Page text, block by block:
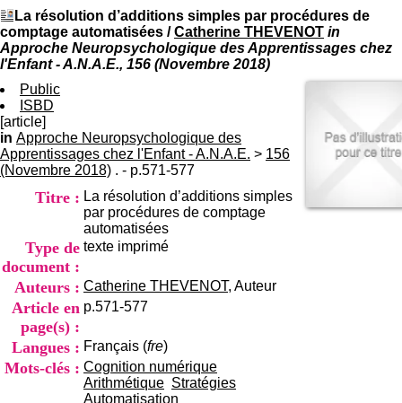
du CRA Rhône-Alpes
Centre Hospitalier le Vinatier
bât 211
95, Bd Pinel
69678 Bron Cedex
Tél: +33(0)4 37 91 54 65
Mail
La résolution d’additions simples par procédures de
comptage automatisées /Catherine THEVENOT in
Approche Neuropsychologique des Apprentissages chez
l'Enfant - A.N.A.E., 156 (Novembre 2018)
Public
ISBD
[article]
in Approche Neuropsychologique des
Apprentissages chez l'Enfant - A.N.A.E. > 156
(Novembre 2018) . - p.571-577
Titre : La résolution d’additions simples
par procédures de comptage
automatisées
Type de
document :
texte imprimé
Auteurs : Catherine THEVENOT, Auteur
Article en
page(s) :
p.571-577
Langues : Français (fre)
Mots-clés : Cognition numérique
Arithmétique Stratégies
Automatisation
n
f
o
r
i
o
n
t
d
e
D
c
u
m
n
t
a
t